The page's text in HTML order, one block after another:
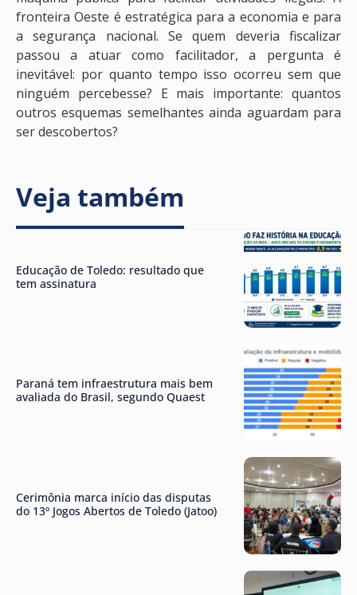
fronteira Oeste é estratégica para a economia e para
a segurança nacional. Se quem deveria fiscalizar
passou a atuar como facilitador, a pergunta é
inevitável: por quanto tempo isso ocorreu sem que
ninguém percebesse? E mais importante: quantos
outros esquemas semelhantes ainda aguardam para
ser descobertos?
Veja também
Educação de Toledo: resultado que
tem assinatura
Paraná tem infraestrutura mais bem
avaliada do Brasil, segundo Quaest
Cerimônia marca início das disputas
do 13º Jogos Abertos de Toledo (Jatoo)